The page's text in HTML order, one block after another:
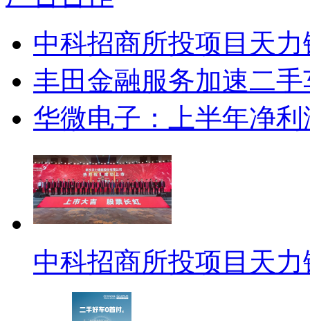
中科招商所投项目天
丰田金融服务加速二
华微电子：上半年净
中科招商所投项目天